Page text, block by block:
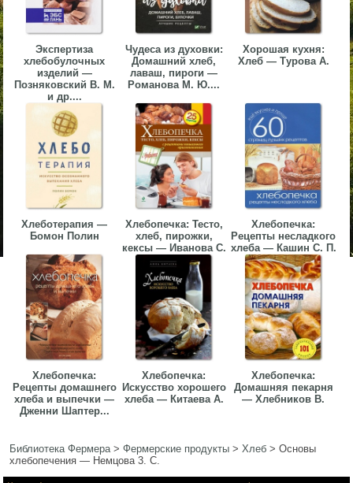
Экспертиза
хлебобулочных
изделий —
Позняковский В. М.
и др....
Чудеса из духовки:
Домашний хлеб,
лаваш, пироги —
Романова М. Ю....
Хорошая кухня:
Хлеб — Турова А.
Хлеботерапия —
Бомон Полин
Хлебопечка: Тесто,
хлеб, пирожки,
кексы — Иванова С.
Хлебопечка:
Рецепты несладкого
хлеба — Кашин С. П.
Хлебопечка:
Рецепты домашнего
хлеба и выпечки —
Дженни Шаптер...
Хлебопечка:
Искусство хорошего
хлеба — Китаева А.
Хлебопечка:
Домашняя пекарня
— Хлебников В.
Библиотека Фермера>Фермерские продукты >Хлеб >Основы
хлебопечения — Немцова 3. С.